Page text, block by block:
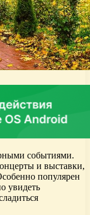
событиями.
и выставки,
популярен
увидеть